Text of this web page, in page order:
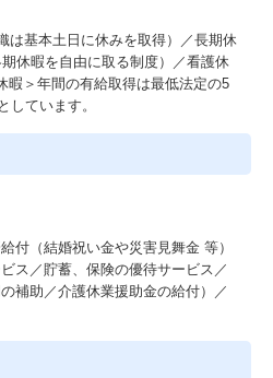
配送サービスを提供。
私たちの競争力の源泉です。
織体制
たタイミングで、バイブコーディン
に、AIがプログラミングする手
スルーが起きました。
はプロダクトマネジメントやユー
ウハウを持つプロ人材が不可欠で
チの活用によって、これまで把握
な背景や要件を把握することが可
は基本土日に休みを取得）／長期休
休暇を自由に取る制度）／看護休
＞年間の有給取得は最低法定の5
しています。
付（結婚祝い金や災害見舞金 等）
ス／貯蓄、保険の優待サービス／
補助／介護休業援助金の給付）／